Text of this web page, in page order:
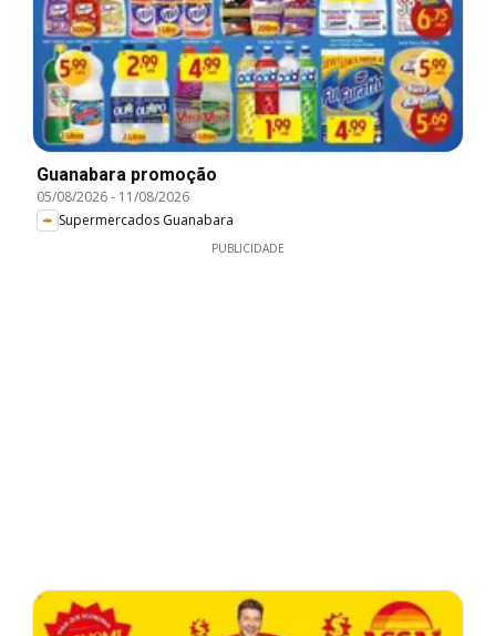
Guanabara promoção
05/08/2026- 11/08/2026
Supermercados Guanabara
PUBLICIDADE